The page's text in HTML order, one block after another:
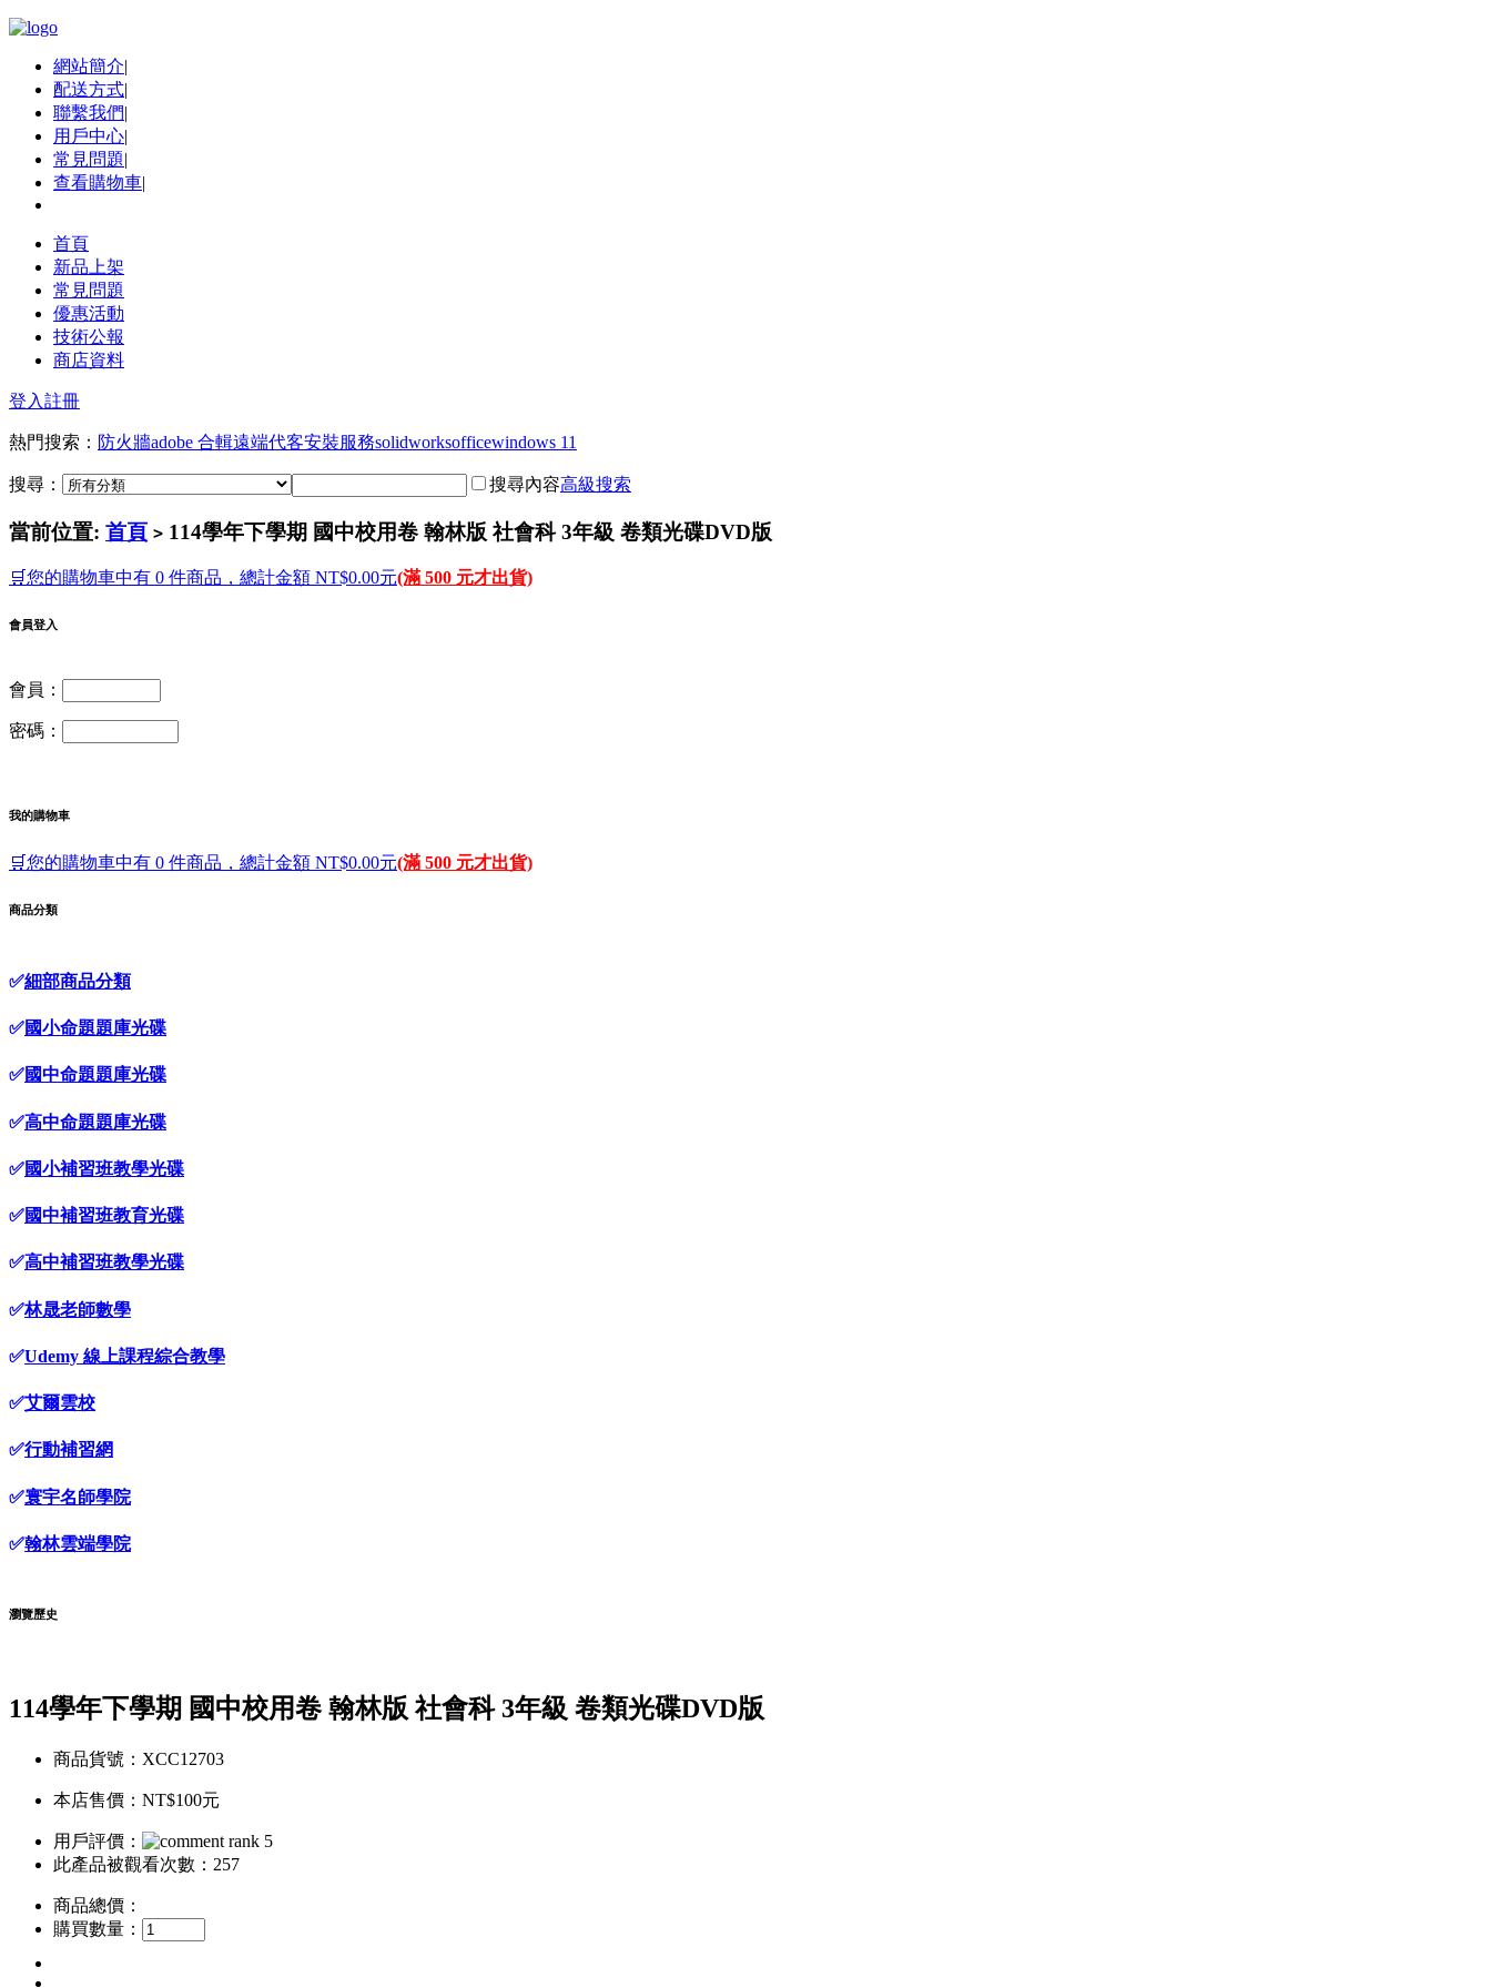
網站簡介|
配送方式|
聯繫我們|
用戶中心|
常見問題|
查看購物車|
首頁
新品上架
常見問題
優惠活動
技術公報
商店資料
登入註冊
熱門搜索： 防火牆adobe 合輯遠端代客安裝服務solidworksofficewindows 11
搜尋： 搜尋內容高級搜索
當前位置: 首頁 > 114學年下學期 國中校用卷 翰林版 社會科 3年級 卷類光碟DVD版
🛒您的購物車中有 0 件商品，總計金額 NT$0.00元(滿 500 元才出貨)
會員登入
會員：
密碼：
我的購物車
🛒您的購物車中有 0 件商品，總計金額 NT$0.00元(滿 500 元才出貨)
商品分類
✅細部商品分類
✅國小命題題庫光碟
✅國中命題題庫光碟
✅高中命題題庫光碟
✅國小補習班教學光碟
✅國中補習班教育光碟
✅高中補習班教學光碟
✅林晟老師數學
✅Udemy 線上課程綜合教學
✅艾爾雲校
✅行動補習網
✅寰宇名師學院
✅翰林雲端學院
瀏覽歷史
114學年下學期 國中校用卷 翰林版 社會科 3年級 卷類光碟DVD版
商品貨號：XCC12703
本店售價： NT$100元
用戶評價：
此產品被觀看次數：257
商品總價：
購買數量：